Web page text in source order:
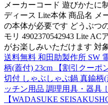
メーカーコード 遊びかたに
ディース Lite本体 商品名 メ
の本体が必要です どうぶつ
モリ 4902370542943 Lite AC
がお楽しみいただけます 対
送料無料 和田助製作所 SW
柄(蓋付) 23cm 【割引クーポ
切付 しゃぶしゃぶ鍋 真鍮柄
ッチン用品 調理用具・器具
【WADASUKE